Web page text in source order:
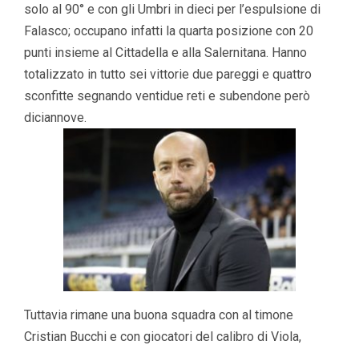
solo al 90° e con gli Umbri in dieci per l’espulsione di
Falasco; occupano infatti la quarta posizione con 20
punti insieme al Cittadella e alla Salernitana. Hanno
totalizzato in tutto sei vittorie due pareggi e quattro
sconfitte segnando ventidue reti e subendone però
diciannove.
Tuttavia rimane una buona squadra con al timone
Cristian Bucchi e con giocatori del calibro di Viola,